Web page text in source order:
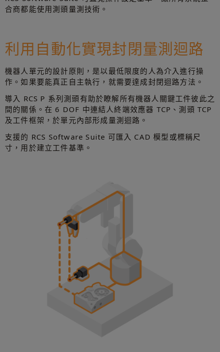
合商都能使用測頭量測技術。
利用自動化實現封閉量測迴路
機器人單元的設計原則，是以最低限度的人為介入進行操
作。如果要能真正自主執行，就需要達成封閉迴路方法。
導入 RCS P 系列測頭有助於瞭解所有機器人關鍵工件彼此之
間的關係。在 6 DOF 中連結人終端效應器 TCP、測頭 TCP
及工件框架，於單元內部形成量測迴路。
支援的 RCS Software Suite 可匯入 CAD 模型或標稱尺
寸，用於建立工件基準。